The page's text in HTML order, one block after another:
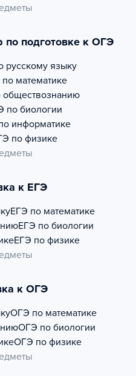
по подготовке к ОГЭ
русскому языку
математике
по биологии
информатике
по физике
к ЕГЭ
ЕГЭ по математике
ЕГЭ по биологии
ЕГЭ по физике
к ОГЭ
ОГЭ по математике
ОГЭ по биологии
ОГЭ по физике